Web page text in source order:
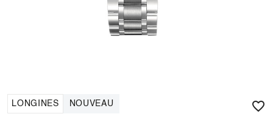
LONGINES NOUVEAU 